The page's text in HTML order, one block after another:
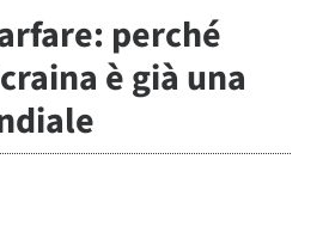
perché
è già una